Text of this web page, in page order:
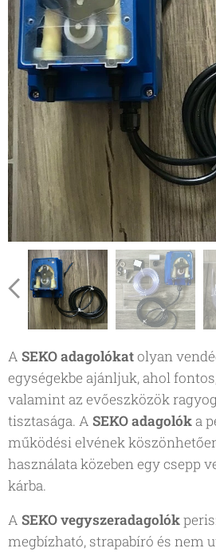
A SEKO adagolókatolyan
egységekbe ajánljuk, ahol
valamint az evőeszközök
tisztasága. A SEKO adagolóka
működési elvének
használata közeben egy csepp
kárba.
A SEKO vegyszeradagolók
megbízható, strapabíró és nem